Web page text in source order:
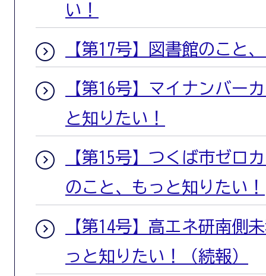
い！
【第17号】図書館のこと
【第16号】マイナンバー
と知りたい！
【第15号】つくば市ゼロ
のこと、もっと知りたい！
【第14号】高エネ研南側
っと知りたい！（続報）